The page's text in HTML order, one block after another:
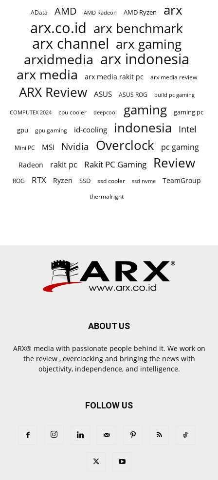
AData AMD AMD Radeon AMD Ryzen arx
arx.co.id arx benchmark
arx channel arx gaming
arxidmedia arx indonesia
arx media arx media rakit pc arx media review
ARX Review ASUS ASUS ROG build pc gaming
COMPUTEX 2024 cpu cooler deepcool gaming gaming pc
gpu gpu gaming id-cooling indonesia Intel
Mini PC MSI Nvidia Overclock pc gaming
Radeon rakit pc Rakit PC Gaming Review
ROG RTX Ryzen SSD ssd cooler ssd nvme TeamGroup
thermalright
ABOUT US
ARX® media with passionate people behind it. We work on
the review , overclocking and bringing the news with
objectivity, independence, and intelligence.
FOLLOW US